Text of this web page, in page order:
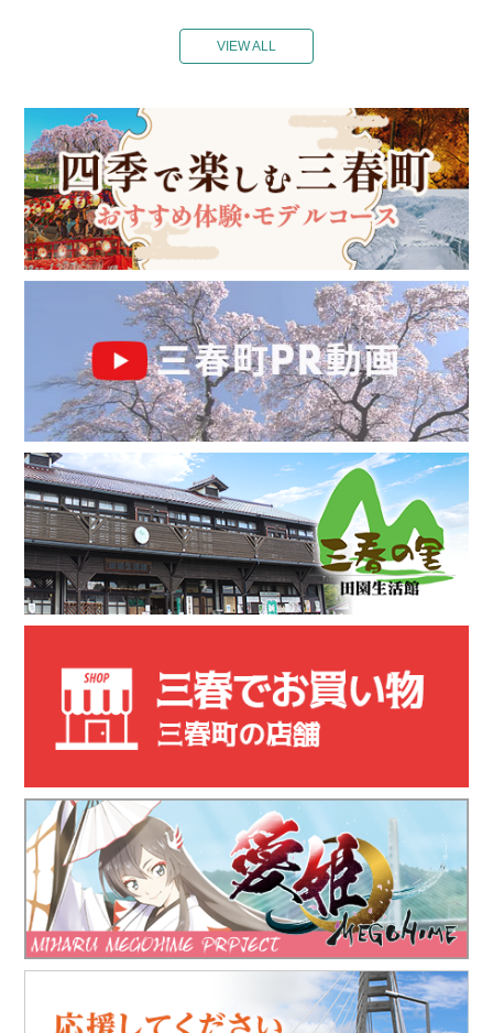
VIEW ALL